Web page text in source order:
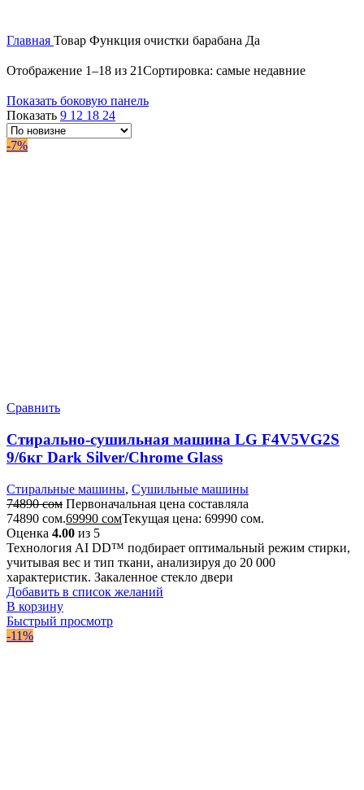
Главная Товар Функция очистки барабана Да
Отображение 1–18 из 21Сортировка: самые недавние
Показать боковую панель
Показать 9 12 18 24
-7%
Сравнить
Стирально-сушильная машина LG F4V5VG2S
9/6кг Dark Silver/Chrome Glass
Стиральные машины, Сушильные машины
74890сом Первоначальная цена составляла
74890 сом.69990 сомТекущая цена: 69990 сом.
Оценка 4.00 из 5
Технология AI DD™ подбирает оптимальный режим стирки,
учитывая вес и тип ткани, анализируя до 20 000
характеристик. Закаленное стекло двери
Добавить в список желаний
В корзину
Быстрый просмотр
-11%